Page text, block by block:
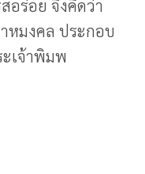
อร่อย จึงคิดว่า
หมงคล ประกอบ
เจ้าพิมพ